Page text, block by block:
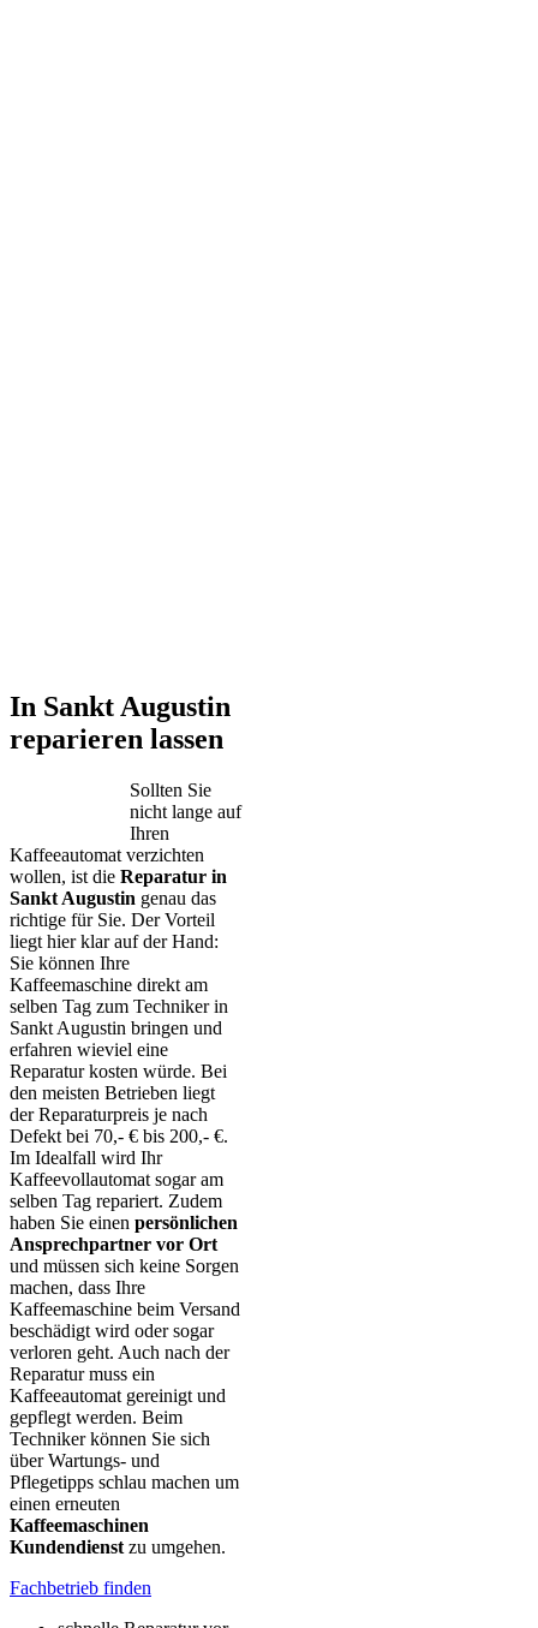
In Sankt Augustin
reparieren lassen
Sollten Sie
nicht lange auf
Ihren
Kaffeeautomat verzichten
wollen, ist die Reparatur in
Sankt Augustin genau das
richtige für Sie. Der Vorteil
liegt hier klar auf der Hand:
Sie können Ihre
Kaffeemaschine direkt am
selben Tag zum Techniker in
Sankt Augustin bringen und
erfahren wieviel eine
Reparatur kosten würde. Bei
den meisten Betrieben liegt
der Reparaturpreis je nach
Defekt bei 70,- € bis 200,- €.
Im Idealfall wird Ihr
Kaffeevollautomat sogar am
selben Tag repariert. Zudem
haben Sie einen persönlichen
Ansprechpartner vor Ort
und müssen sich keine Sorgen
machen, dass Ihre
Kaffeemaschine beim Versand
beschädigt wird oder sogar
verloren geht. Auch nach der
Reparatur muss ein
Kaffeeautomat gereinigt und
gepflegt werden. Beim
Techniker können Sie sich
über Wartungs- und
Pflegetipps schlau machen um
einen erneuten
Kaffeemaschinen
Kundendienst zu umgehen.
Fachbetrieb finden